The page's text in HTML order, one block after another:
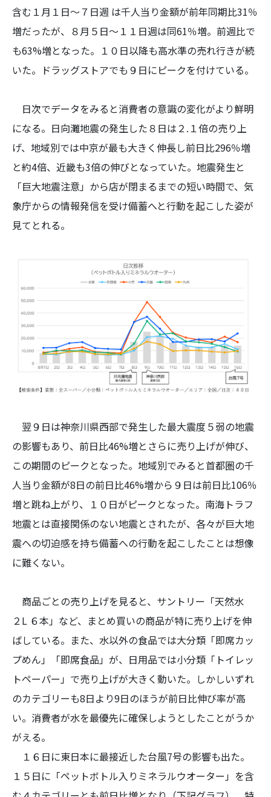
含む１月１日～７日週 は千人当り金額が前年同期比31％
増だったが、８月５日～１１日週は同61％増。前週比で
も63%増となった。１０日以降も高水準の売れ行きが続
いた。ドラッグストアでも９日にピークを付けている。
日次でデータをみると消費者の意識の変化がより鮮明
になる。日向灘地震の発生した８日は２.１倍の売り上
げ、地域別では中京が最も大きく伸長し前日比296％増
と約4倍、近畿も3倍の伸びとなっていた。地震発生と
「巨大地震注意」から店が閉まるまでの短い時間で、気
象庁からの情報発信を受け備蓄へと行動を起こした姿が
見てとれる。
翌９日は神奈川県西部で発生した最大震度５弱の地震
の影響もあり、前日比46%増とさらに売り上げが伸び、
この期間のピークとなった。地域別でみると首都圏の千
人当り金額が8日の前日比46%増から９日は前日比106％
増と跳ね上がり、１０日がピークとなった。南海トラフ
地震とは直接関係のない地震とされたが、各々が巨大地
震への切迫感を持ち備蓄への行動を起こしたことは想像
に難くない。
商品ごとの売り上げを見ると、サントリー「天然水
２L ６本」など、まとめ買いの商品が特に売り上げを伸
ばしている。また、水以外の食品では大分類「即席カッ
プめん」「即席食品」が、日用品では小分類「トイレッ
トペーパー」で売り上げが大きく動いた。しかしいずれ
のカテゴリーも8日より9日のほうが前日比伸び率が高
い。消費者が水を最優先に確保しようとしたことがうか
がえる。
１６日に東日本に最接近した台風7号の影響も出た。
１５日に「ペットボトル入りミネラルウオーター」を含